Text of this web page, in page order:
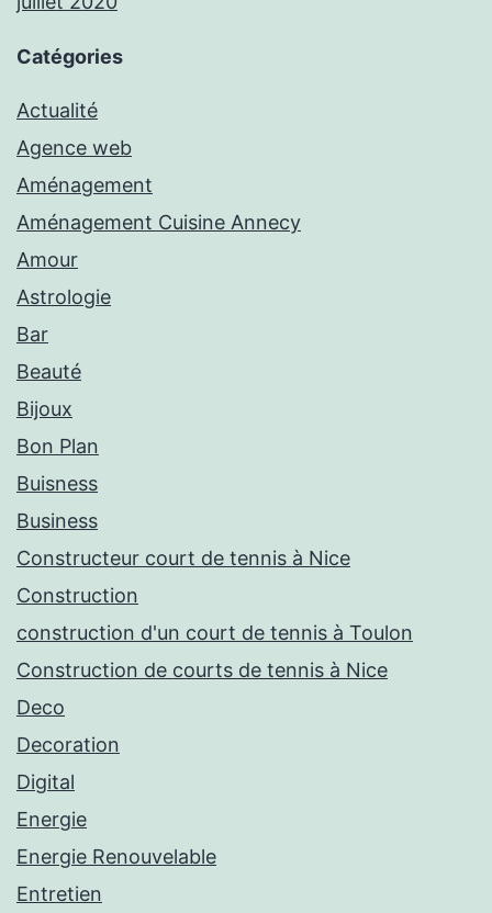
Catégories
Actualité
Agence web
Aménagement
Aménagement Cuisine Annecy
Amour
Astrologie
Bar
Beauté
Bijoux
Bon Plan
Buisness
Business
Constructeur court de tennis à Nice
Construction
construction d'un court de tennis à Toulon
Construction de courts de tennis à Nice
Deco
Decoration
Digital
Energie
Energie Renouvelable
Entretien